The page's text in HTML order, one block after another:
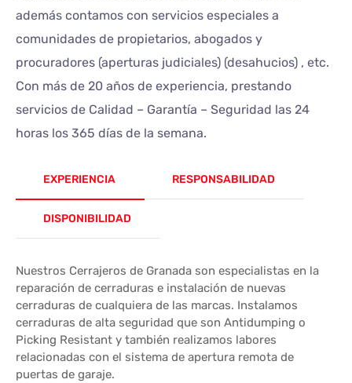
además contamos con servicios especiales a
comunidades de propietarios, abogados y
procuradores (aperturas judiciales) (desahucios) , etc.
Con más de 20 años de experiencia, prestando
servicios de Calidad – Garantía – Seguridad las 24
horas los 365 días de la semana.
EXPERIENCIA RESPONSABILIDAD
DISPONIBILIDAD
Nuestros Cerrajeros de Granada son especialistas en la
reparación de cerraduras e instalación de nuevas
cerraduras de cualquiera de las marcas. Instalamos
cerraduras de alta seguridad que son Antidumping o
Picking Resistant y también realizamos labores
relacionadas con el sistema de apertura remota de
puertas de garaje.